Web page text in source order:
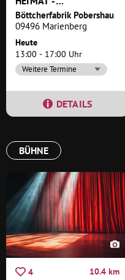
KUNSTHANDWERK
TRIFFT BILDENDE
KUNST
Böttcherfabrik Pobershau
09496 Marienberg
Heute
13:00 - 17:00 Uhr
Weitere Termine
DETAILS
BÜHNE
4 10.4 km